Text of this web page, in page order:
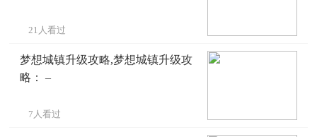
21人看过
梦想城镇升级攻略,梦想城镇升级攻
略： –
7人看过